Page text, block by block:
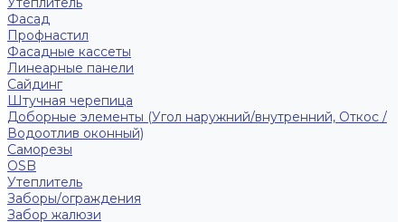
Фасад
Профнастил
Фасадные кассеты
Линеарные панели
Сайдинг
Штучная черепица
Доборные элементы (Угол наружний/внутренний, Откос /
Водоотлив оконный)
Саморезы
OSB
Утеплитель
Заборы/ограждения
Забор жалюзи